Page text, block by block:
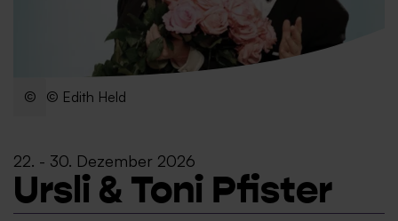
© Edith Held
22. - 30. Dezember 2026
Ursli & Toni Pfister